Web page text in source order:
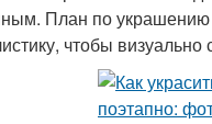
План по украшению
чтобы визуально